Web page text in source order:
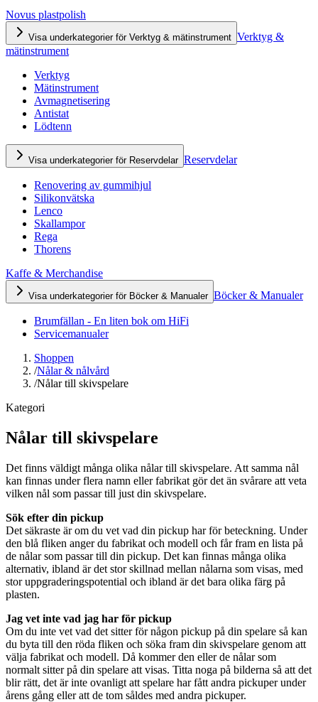
Novus plastpolish
Visa underkategorier för Verktyg & mätinstrument Verktyg &
mätinstrument
Verktyg
Mätinstrument
Avmagnetisering
Antistat
Lödtenn
Visa underkategorier för Reservdelar Reservdelar
Renovering av gummihjul
Silikonvätska
Lenco
Skallampor
Rega
Thorens
Kaffe & Merchandise
Visa underkategorier för Böcker & Manualer Böcker & Manualer
Brumfällan - En liten bok om HiFi
Servicemanualer
Shoppen
/Nålar & nålvård
/Nålar till skivspelare
Kategori
Nålar till skivspelare
Det finns väldigt många olika nålar till skivspelare. Att samma nål
kan finnas under flera namn eller fabrikat gör det än svårare att veta
vilken nål som passar till just din skivspelare.
Sök efter din pickup
Det säkraste är om du vet vad din pickup har för beteckning. Under
den blå fliken anger du fabrikat och modell och får fram en lista på
de nålar som passar till din pickup. Det kan finnas många olika
alternativ, ibland är det stor skillnad mellan nålarna som visas, med
stor uppgraderingspotential och ibland är det bara olika färg på
plasten.
Jag vet inte vad jag har för pickup
Om du inte vet vad det sitter för någon pickup på din spelare så kan
du byta till den röda fliken och söka fram din skivspelare genom att
välja fabrikat och modell. Då kommer den eller de nålar som
normalt sitter på din spelare att visas. Titta noga på bilderna så att det
blir rätt, det är inte ovanligt att spelare har fått andra pickuper under
årens gång eller att de tom såldes med andra pickuper.